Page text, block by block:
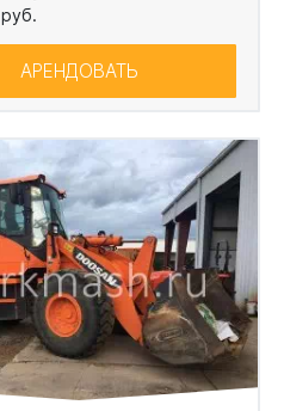
руб.
АРЕНДОВАТЬ